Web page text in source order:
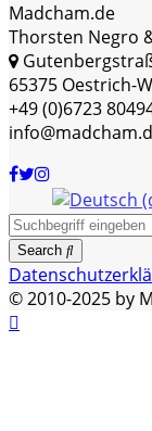
Madcham.de
Thorsten Negro
65375 Oestrich-
+49 (0)6723
Search
© 2010-2025 by